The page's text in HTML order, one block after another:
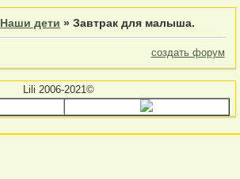
Наши дети »Завтрак для малыша.
создать форум
Lili 2006-2021©